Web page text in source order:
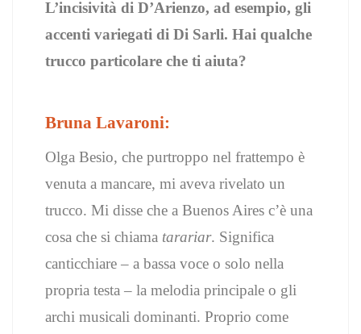
L’incisività di D’Arienzo, ad esempio, gli
accenti variegati di Di Sarli. Hai qualche
trucco particolare che ti aiuta?
Bruna Lavaroni:
Olga Besio, che purtroppo nel frattempo è
venuta a mancare, mi aveva rivelato un
trucco. Mi disse che a Buenos Aires c’è una
cosa che si chiama tarariar. Significa
canticchiare – a bassa voce o solo nella
propria testa – la melodia principale o gli
archi musicali dominanti. Proprio come